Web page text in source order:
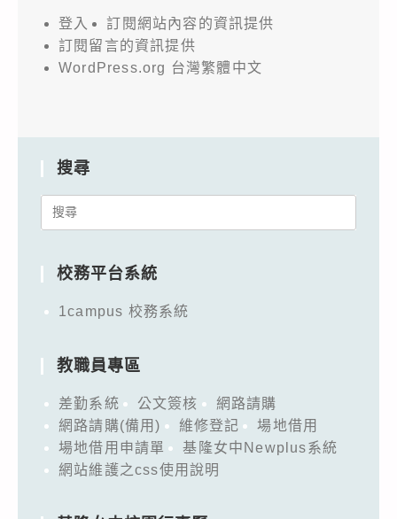
登入
訂閱網站內容的資訊提供
訂閱留言的資訊提供
WordPress.org 台灣繁體中文
搜尋
Search
校務平台系統
1campus 校務系統
教職員專區
差勤系統 公文簽核
網路請購
網路請購(備用)
維修登記
場地借用
場地借用申請單
基隆女中Newplus系統
網站維護之css使用說明